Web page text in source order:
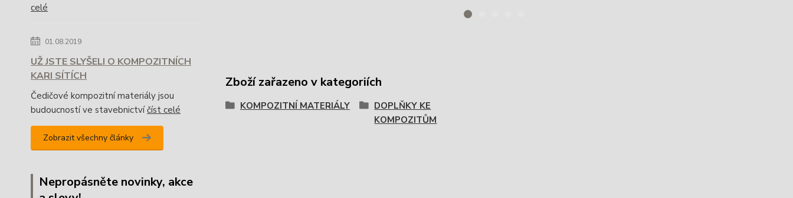
celé
01.08.2019
UŽ JSTE SLYŠELI O KOMPOZITNÍCH
KARI SÍTÍCH
Čedičové kompozitní materiály jsou
budoucností ve stavebnictvíčíst celé
Zobrazit všechny články
Nepropásněte novinky, akce
Zboží zařazeno v kategoriích
KOMPOZITNÍ MATERIÁLY
DOPLŇKY KE
KOMPOZITŮM